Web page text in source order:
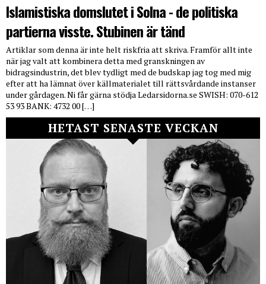
Islamistiska domslutet i Solna - de politiska
partierna visste. Stubinen är tänd
Artiklar som denna är inte helt riskfria att skriva. Framför allt inte
när jag valt att kombinera detta med granskningen av
bidragsindustrin, det blev tydligt med de budskap jag tog med mig
efter att ha lämnat över källmaterialet till rättsvårdande instanser
under gårdagen. Ni får gärna stödja Ledarsidorna.se SWISH: 070-612
53 93 BANK: 4732 00 […]
HETAST SENASTE VECKAN